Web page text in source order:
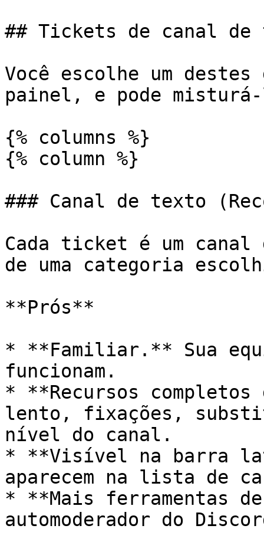
## Tickets de canal
Você escolhe um
painel, e pode
{% columns %}
{% column %}
### Canal de texto
Cada ticket é um
de uma categoria
**Prós**
* **Familiar.** Sua
funcionam.
* **Recursos
lento, fixações,
nível do canal.
* **Visível na barra
aparecem na lista de
* **Mais ferramentas de
automoderador do